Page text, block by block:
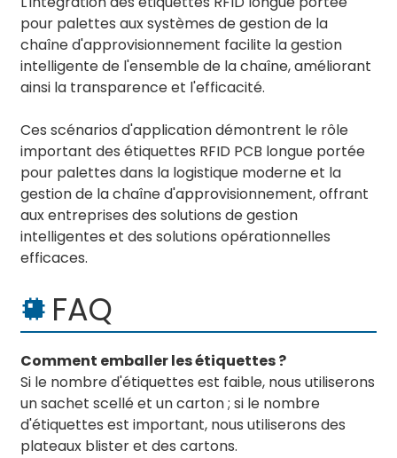
pour palettes aux systèmes de gestion de la
chaîne d'approvisionnement facilite la gestion
intelligente de l'ensemble de la chaîne, améliorant
ainsi la transparence et l'efficacité.
Ces scénarios d'application démontrent le rôle
important des étiquettes RFID PCB longue portée
pour palettes dans la logistique moderne et la
gestion de la chaîne d'approvisionnement, offrant
aux entreprises des solutions de gestion
intelligentes et des solutions opérationnelles
efficaces.
FAQ
Comment emballer les étiquettes ?
Si le nombre d'étiquettes est faible, nous utiliserons
un sachet scellé et un carton ; si le nombre
d'étiquettes est important, nous utiliserons des
plateaux blister et des cartons.